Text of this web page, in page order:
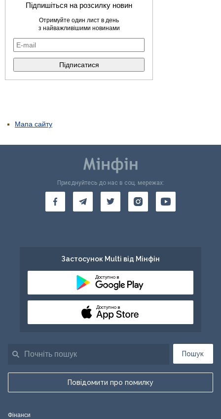
Підпишіться на розсилку новин
Отримуйте один лист в день
з найважливішими новинами
Мапа сайту
Пошук
Повідомити про помилку
Приєднуйтесь до нас в соц. мережах:
Застосунок Multi від Мінфін
Доступно в
Доступно в
Фінанси